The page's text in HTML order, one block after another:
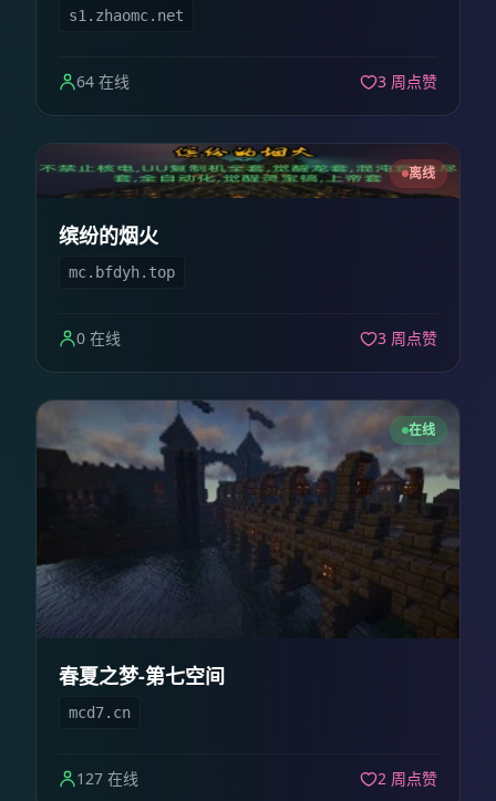
s1.zhaomc.net
64 在线 3 周点赞
离线
缤纷的烟火
mc.bfdyh.top
0 在线 3 周点赞
在线
春夏之梦-第七空间
mcd7.cn
127 在线 2 周点赞